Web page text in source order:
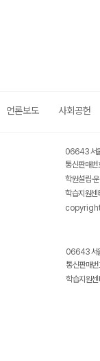
언론보도 사회공헌
06643 서
통신판매
학원설립·
학습지원
06643 서
통신판매
학습지원